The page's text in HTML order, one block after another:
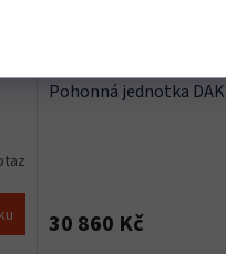
Pohonná jednotka
30 860 Kč